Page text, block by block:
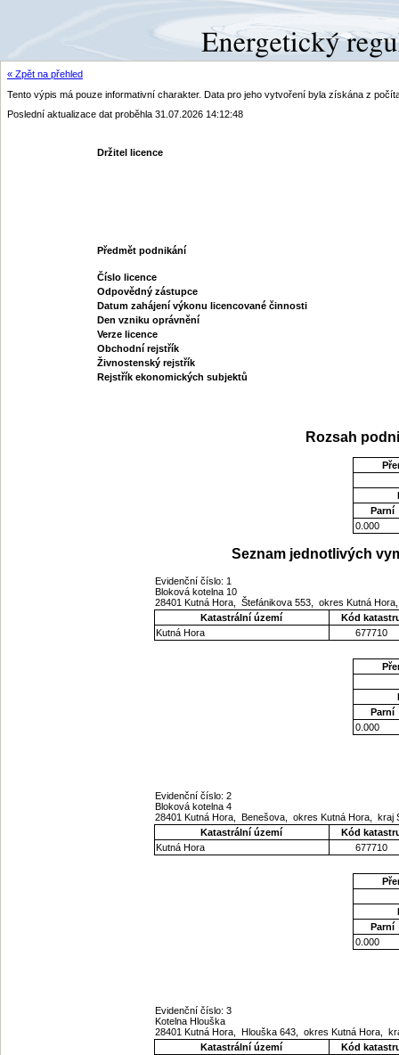
« Zpět na přehled
Tento výpis má pouze informativní charakter. Data pro jeho vytvoření byla získána z
Poslední aktualizace dat proběhla 31.07.2026 14:12:48
Držitel licence
Předmět podnikání
Číslo licence
Odpovědný zástupce
Datum zahájení výkonu licencované činnosti
Den vzniku oprávnění
Verze licence
Obchodní rejstřík
Živnostenský rejstřík
Rejstřík ekonomických subjektů
Rozsah
Parní
0.000
Seznam jednotlivých
Evidenční číslo: 1
Bloková kotelna 10
28401 Kutná Hora, Štefánikova 553, okres Kutná
Katastrální území
Kód
Kutná Hora
677710
Parní
0.000
Evidenční číslo: 2
Bloková kotelna 4
28401 Kutná Hora, Benešova, okres Kutná Hora, kraj
Katastrální území
Kód
Kutná Hora
677710
Parní
0.000
Evidenční číslo: 3
Kotelna Hlouška
28401 Kutná Hora, Hlouška 643, okres Kutná Hora,
Katastrální území
Kód